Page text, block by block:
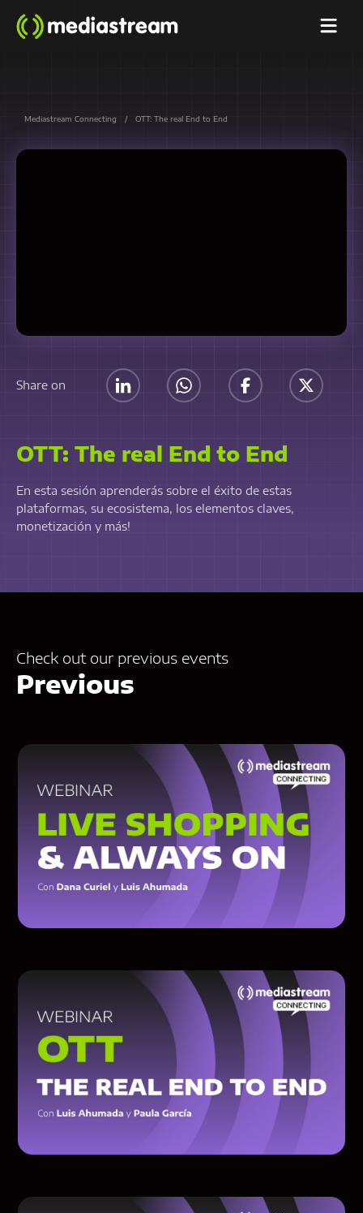
Mediastream Connecting / OTT: The real End to End
Share on
OTT: The real End to End
En esta sesión aprenderás sobre el éxito de estas
plataformas, su ecosistema, los elementos claves,
monetización y más!
Check out our previous events
Previous